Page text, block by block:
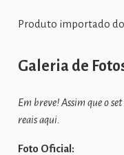
Produto importado do
Galeria de
Em breve! Assim que o
reais aqui.
Foto Oficial: